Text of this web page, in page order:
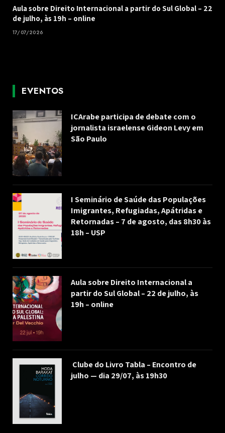
Aula sobre Direito Internacional a partir do Sul Global – 22
de julho, às 19h – online
17/07/2026
EVENTOS
ICArabe participa de debate com o
jornalista israelense Gideon Levy em
São Paulo
I Seminário de Saúde das Populações
Imigrantes, Refugiadas, Apátridas e
Retornadas – 7 de agosto, das 8h30 às
18h – USP
Aula sobre Direito Internacional a
partir do Sul Global – 22 de julho, às
19h – online
Clube do Livro Tabla – Encontro de
julho — dia 29/07, às 19h30